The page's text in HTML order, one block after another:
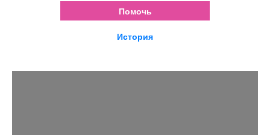
Помочь
История